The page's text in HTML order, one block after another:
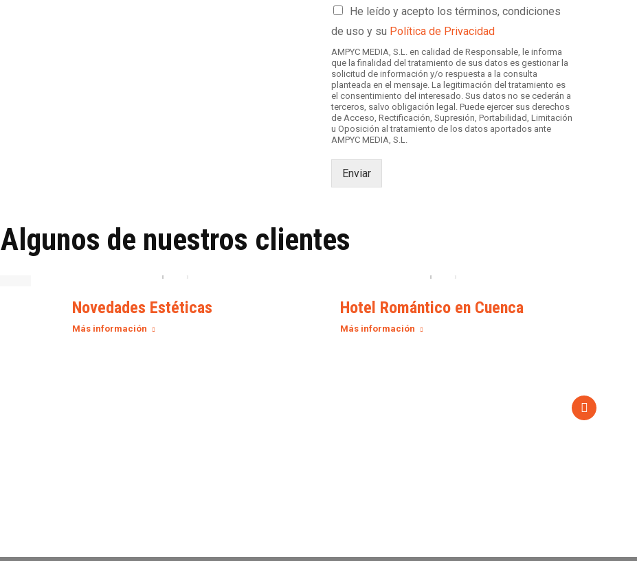
C
s
i
l
l
a
s
d
e
v
e
i
a
c
He leído y acepto los términos, condiciones
de uso y su Política de Privacidad
AMPYC MEDIA, S.L. en calidad de Responsable, le informa
que la finalidad del tratamiento de sus datos es gestionar la
solicitud de información y/o respuesta a la consulta
planteada en el mensaje. La legitimación del tratamiento es
el consentimiento del interesado. Sus datos no se cederán a
terceros, salvo obligación legal. Puede ejercer sus derechos
de Acceso, Rectificación, Supresión, Portabilidad, Limitación
u Oposición al tratamiento de los datos aportados ante
AMPYC MEDIA, S.L.
Enviar
Algunos de nuestros clientes
Novedades Estéticas
Más información
Hotel Romántico en Cuenca
Más información